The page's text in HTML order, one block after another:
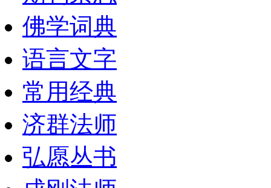
佛学词典
语言文字
常用经典
济群法师
弘愿丛书